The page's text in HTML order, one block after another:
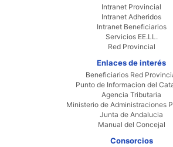
Intranet Provincial
Intranet Adheridos
Intranet Beneficiarios
Servicios EE.LL.
Red Provincial
Enlaces de interés
Beneficiarios Red
Punto de Informacion del
Agencia Tributaria
Ministerio de Administraciones
Junta de Andalucia
Manual del Concejal
Consorcios